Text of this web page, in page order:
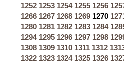
1252 1253 1254 1255 1256
1266 1267 1268 1269 1270
1280 1281 1282 1283 1284
1294 1295 1296 1297 1298
1308 1309 1310 1311 1312
1322 1323 1324 1325 1326